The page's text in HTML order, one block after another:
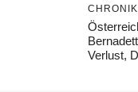
CHRONIK
Verlust,